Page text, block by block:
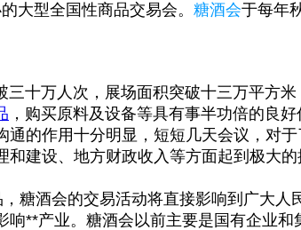
大型全国性商品交易会。 糖酒会于每年
万人次，展场面积突破十三万平方米
，购买原料及设备等具有事半功倍的良
的作用十分明显，短短几天会议，对
建设、地方财政收入等方面起到极大
酒会的交易活动将直接影响到广大人
**产业。糖酒会以前主要是国有企业